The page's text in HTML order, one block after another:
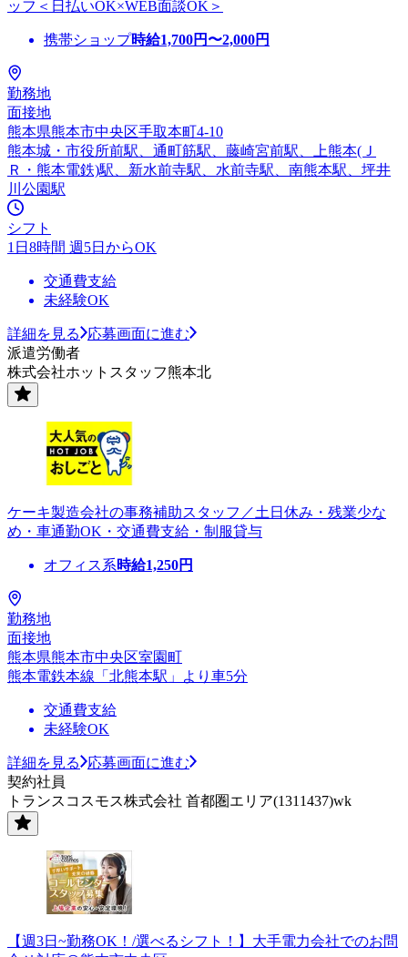
ッフ＜日払いOK×WEB面談OK＞
携帯ショップ時給1,700円〜2,000円
勤務地
面接地
熊本県熊本市中央区手取本町4-10
熊本城・市役所前駅、通町筋駅、藤崎宮前駅、上熊本(Ｊ
Ｒ・熊本電鉄)駅、新水前寺駅、水前寺駅、南熊本駅、坪井
川公園駅
シフト
1日8時間 週5日からOK
交通費支給
未経験OK
詳細を見る
応募画面に進む
派遣労働者
株式会社ホットスタッフ熊本北
ケーキ製造会社の事務補助スタッフ／土日休み・残業少な
め・車通勤OK・交通費支給・制服貸与
オフィス系時給1,250円
勤務地
面接地
熊本県熊本市中央区室園町
熊本電鉄本線「北熊本駅」より車5分
交通費支給
未経験OK
詳細を見る
応募画面に進む
契約社員
トランスコスモス株式会社 首都圏エリア(1311437)wk
【週3日~勤務OK！/選べるシフト！】大手電力会社でのお問